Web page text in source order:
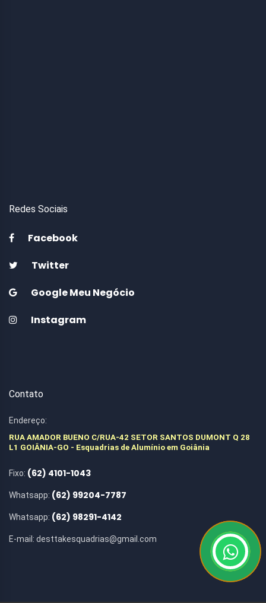
Redes Sociais
Facebook
Twitter
Google Meu Negócio
Instagram
Contato
Endereço:
RUA AMADOR BUENO C/RUA-42 SETOR SANTOS DUMONT Q 28
L1 GOIÂNIA-GO - Esquadrias de Alumínio em Goiânia
Fixo: (62) 4101-1043
Whatsapp: (62) 99204-7787
Whatsapp: (62) 98291-4142
E-mail: desttakesquadrias@gmail.com